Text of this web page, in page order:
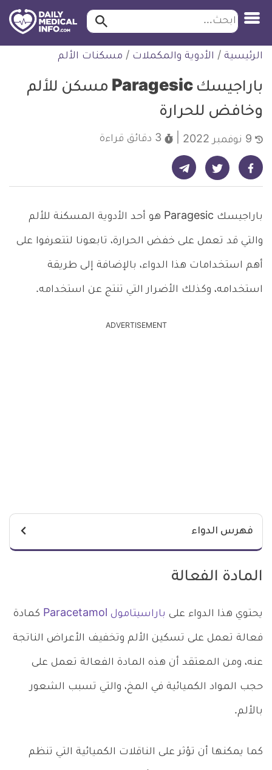
التخطي
للمحتوى
طبية
ابحث ابحث…
الرئيسية / الأدوية والمكملات / مسكنات الألم
باراجيسك Paragesic مسكن للألم
وخافض للحرارة
3 دقائق قراءة
شارك على فيسبوك - ديلي ميديكال انفو شارك على تويتر - ديلي ميديكال انفو شارك على تيليجرام - ديلي ميديكال انفو
باراجيسك Paragesic هو أحد الأدوية المسكنة للألم
والتي قد تعمل على خفض الحرارة، تابعونا لتتعرفوا على
أهم استخدامات هذا الدواء، بالإضافة إلى طريقة
استخدامه، وكذلك الأضرار التي تنتج عن استخدامه.
ADVERTISEMENT
فهرس الدواء
المادة الفعالة
يحتوي هذا الدواء على باراسيتامول Paracetamol كمادة
فعالة تعمل على تسكين الألم وتخفيف الأعراض الناتجة
عنه، ومن المعتقد أن هذه المادة الفعالة تعمل على
حجب المواد الكميائية في المخ، والتي تسبب الشعور
بالألم.
كما يمكنها أن تؤثر على الناقلات الكميائية التي تنظم